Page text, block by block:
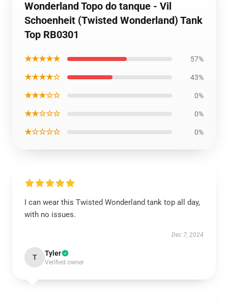
Wonderland Topo do tanque - Vil
Schoenheit (Twisted Wonderland) Tank
Top RB0301
★★★★★ 57%
★★★★☆ 43%
★★★☆☆ 0%
★★☆☆☆ 0%
★☆☆☆☆ 0%
I can wear this Twisted Wonderland tank top all day,
with no issues.
Dec 7, 2024
T Tyler
Verified owner